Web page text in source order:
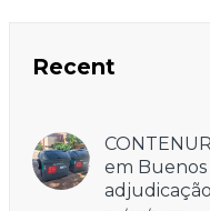
Recent
em Buenos